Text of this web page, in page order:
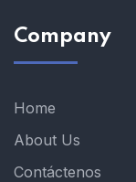
Company
Home
About Us
Contáctenos